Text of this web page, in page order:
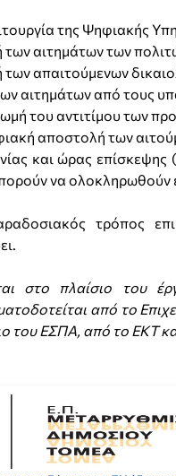
της Ψηφιακής
αιτηµάτων των
απαιτούµενων
αιτηµάτων από τους
του αντιτίµου των
αποστολή των
και ώρας επίσκεψης
να
τρόπος
στο πλαίσιο του
από το
του ΕΣΠΑ, από το ΕΚΤ